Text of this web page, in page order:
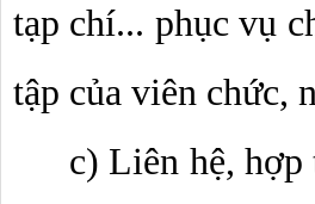
tạp chí... phục vụ
tập của viên chức,
c) Liên hệ, hợp